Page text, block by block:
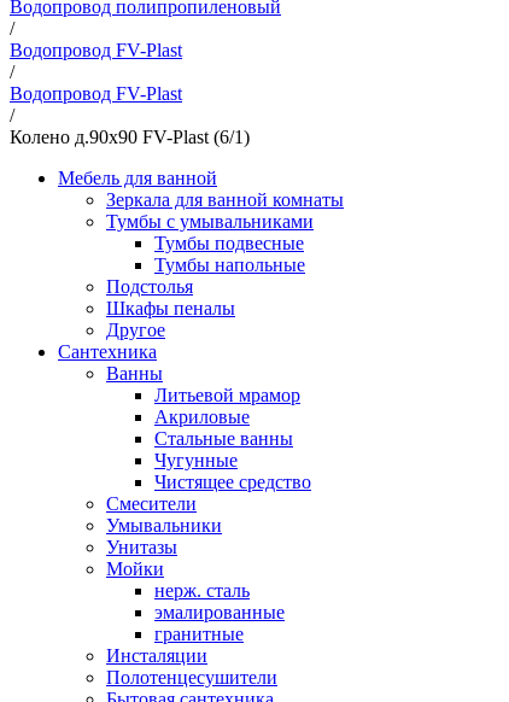
Водопровод полипропиленовый
/
Водопровод FV-Plast
/
Водопровод FV-Plast
/
Колено д.90х90 FV-Plast (6/1)
Мебель для ванной
Зеркала для ванной комнаты
Тумбы с умывальниками
Тумбы подвесные
Тумбы напольные
Подстолья
Шкафы пеналы
Другое
Сантехника
Ванны
Литьевой мрамор
Акриловые
Стальные ванны
Чугунные
Чистящее средство
Смесители
Умывальники
Унитазы
Мойки
нерж. сталь
эмалированные
гранитные
Инсталяции
Полотенцесушители